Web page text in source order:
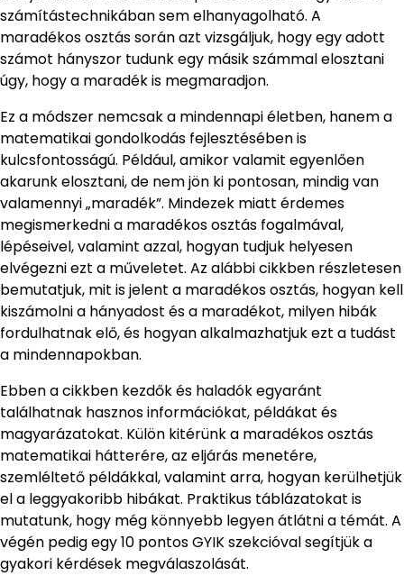
számítástechnikában sem elhanyagolható. A
maradékos osztás során azt vizsgáljuk, hogy egy adott
számot hányszor tudunk egy másik számmal elosztani
úgy, hogy a maradék is megmaradjon.
Ez a módszer nemcsak a mindennapi életben, hanem a
matematikai gondolkodás fejlesztésében is
kulcsfontosságú. Például, amikor valamit egyenlően
akarunk elosztani, de nem jön ki pontosan, mindig van
valamennyi „maradék”. Mindezek miatt érdemes
megismerkedni a maradékos osztás fogalmával,
lépéseivel, valamint azzal, hogyan tudjuk helyesen
elvégezni ezt a műveletet. Az alábbi cikkben részletesen
bemutatjuk, mit is jelent a maradékos osztás, hogyan kell
kiszámolni a hányadost és a maradékot, milyen hibák
fordulhatnak elő, és hogyan alkalmazhatjuk ezt a tudást
a mindennapokban.
Ebben a cikkben kezdők és haladók egyaránt
találhatnak hasznos információkat, példákat és
magyarázatokat. Külön kitérünk a maradékos osztás
matematikai hátterére, az eljárás menetére,
szemléltető példákkal, valamint arra, hogyan kerülhetjük
el a leggyakoribb hibákat. Praktikus táblázatokat is
mutatunk, hogy még könnyebb legyen átlátni a témát. A
végén pedig egy 10 pontos GYIK szekcióval segítjük a
gyakori kérdések megválaszolását.